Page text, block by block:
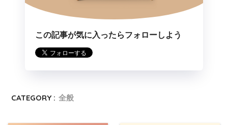
この記事が気に入ったらフォローしよう
CATEGORY : 全般